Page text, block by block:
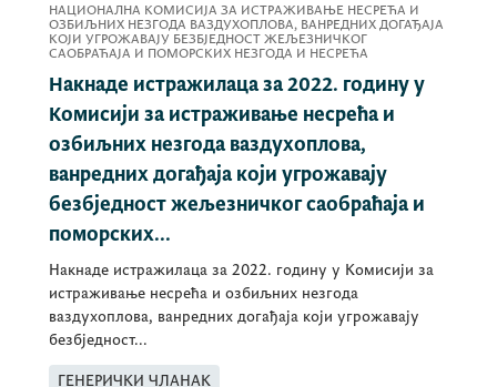
НАЦИОНАЛНА КОМИСИЈА ЗА ИСТРАЖИВАЊЕ НЕСРЕЋА И
ОЗБИЉНИХ НЕЗГОДА ВАЗДУХОПЛОВА, ВАНРЕДНИХ ДОГАЂАЈА
КОЈИ УГРОЖАВАЈУ БЕЗБЈЕДНОСТ ЖЕЉЕЗНИЧКОГ
САОБРАЋАЈА И ПОМОРСКИХ НЕЗГОДА И НЕСРЕЋА
Накнаде истражилаца за 2022. годину у
Комисији за истраживање несрећа и
озбиљних незгода ваздухоплова,
ванредних догађаја који угрожавају
безбједност жељезничког саобраћаја и
поморских...
Накнаде истражилаца за 2022. годину у Комисији за
истраживање несрећа и озбиљних незгода
ваздухоплова, ванредних догађаја који угрожавају
безбједност...
ГЕНЕРИЧКИ ЧЛАНАК